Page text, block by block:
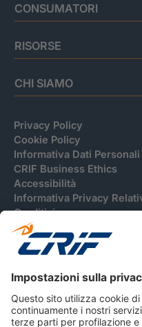
CONSUMATORI
RISORSE
CHI SIAMO
Privacy Policy
Cookie Policy
Informativa Dati Personali
CRIF Business Ethics
Accessibilità
Informativa Privacy
Creditizie
© 2026 CRIF S.p.A. Tutti i
Via della Beverara, 21 /
sottoscritto € 51.941.235,00
R.E.A. n° 410952 | Reg.